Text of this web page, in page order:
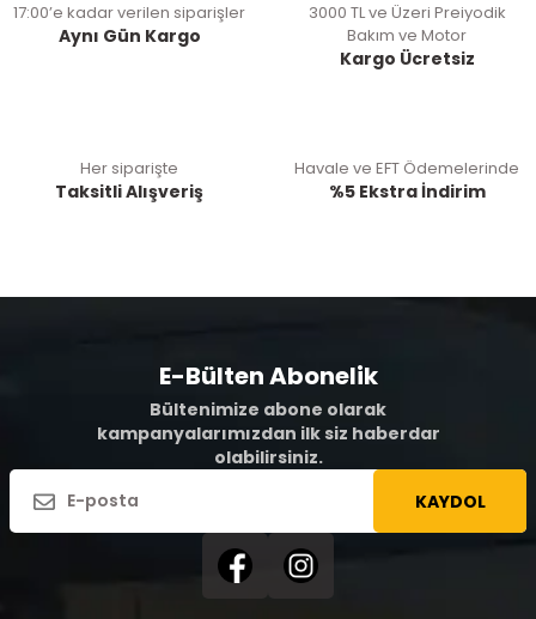
17:00’e kadar verilen siparişler
Aynı Gün Kargo
3000 TL ve Üzeri Preiyodik
Bakım ve Motor
Kargo Ücretsiz
Her siparişte
Taksitli Alışveriş
Havale ve EFT Ödemelerinde
%5 Ekstra İndirim
E-Bülten Abonelik
Bültenimize abone olarak
kampanyalarımızdan ilk siz haberdar
olabilirsiniz.
KAYDOL